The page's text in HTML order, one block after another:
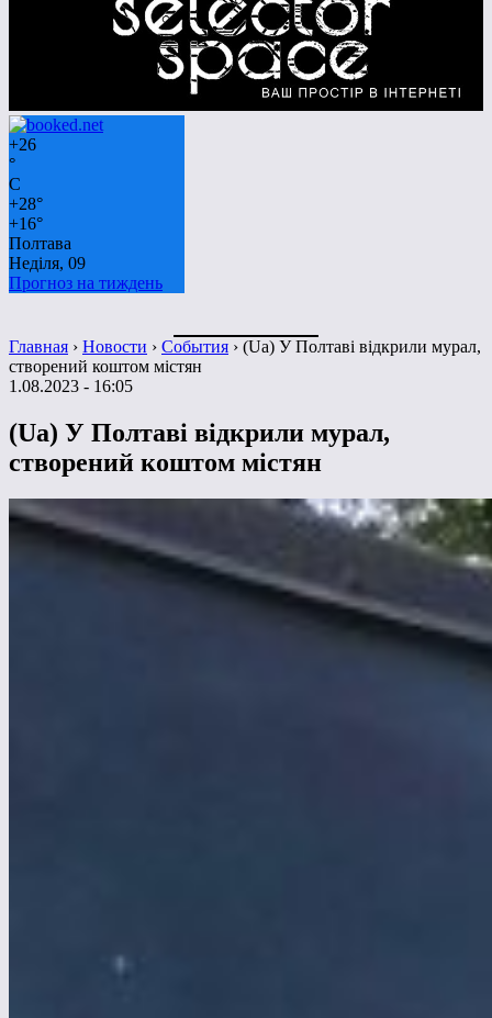
+26
°
C
+28°
+16°
Полтава
Неділя, 09
Прогноз на тиждень
Главная › Новости › События › (Ua) У Полтаві відкрили мурал,
створений коштом містян
1.08.2023 - 16:05
(Ua) У Полтаві відкрили мурал,
створений коштом містян